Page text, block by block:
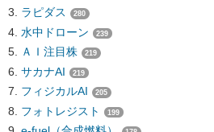
ラピダス 280
水中ドローン 239
ＡＩ注目株 219
サカナAI 219
フィジカルAI 205
フォトレジスト 199